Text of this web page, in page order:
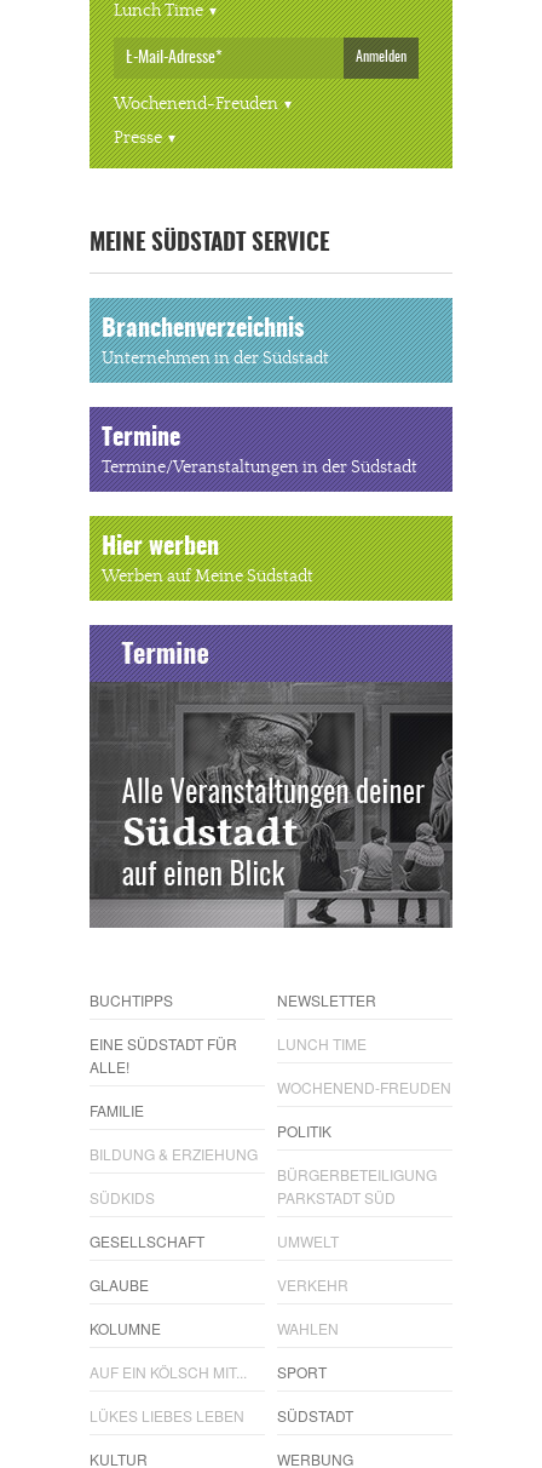
« ALLE VERANSTALTUNGEN
Lunch Time
Anmelden
Wochenend-Freuden
Presse
MEINE SÜDSTADT SERVICE
Branchenverzeichnis
Unternehmen in der Südstadt
Termine
Termine/Veranstaltungen in der Südstadt
Hier werben
Werben auf Meine Südstadt
BUCHTIPPS
EINE SÜDSTADT FÜR
ALLE!
FAMILIE
BILDUNG & ERZIEHUNG
SÜDKIDS
GESELLSCHAFT
GLAUBE
KOLUMNE
AUF EIN KÖLSCH MIT...
LÜKES LIEBES LEBEN
KULTUR
NEWSLETTER
LUNCH TIME
WOCHENEND-FREUDEN
POLITIK
BÜRGERBETEILIGUNG
PARKSTADT SÜD
UMWELT
VERKEHR
WAHLEN
SPORT
SÜDSTADT
WERBUNG